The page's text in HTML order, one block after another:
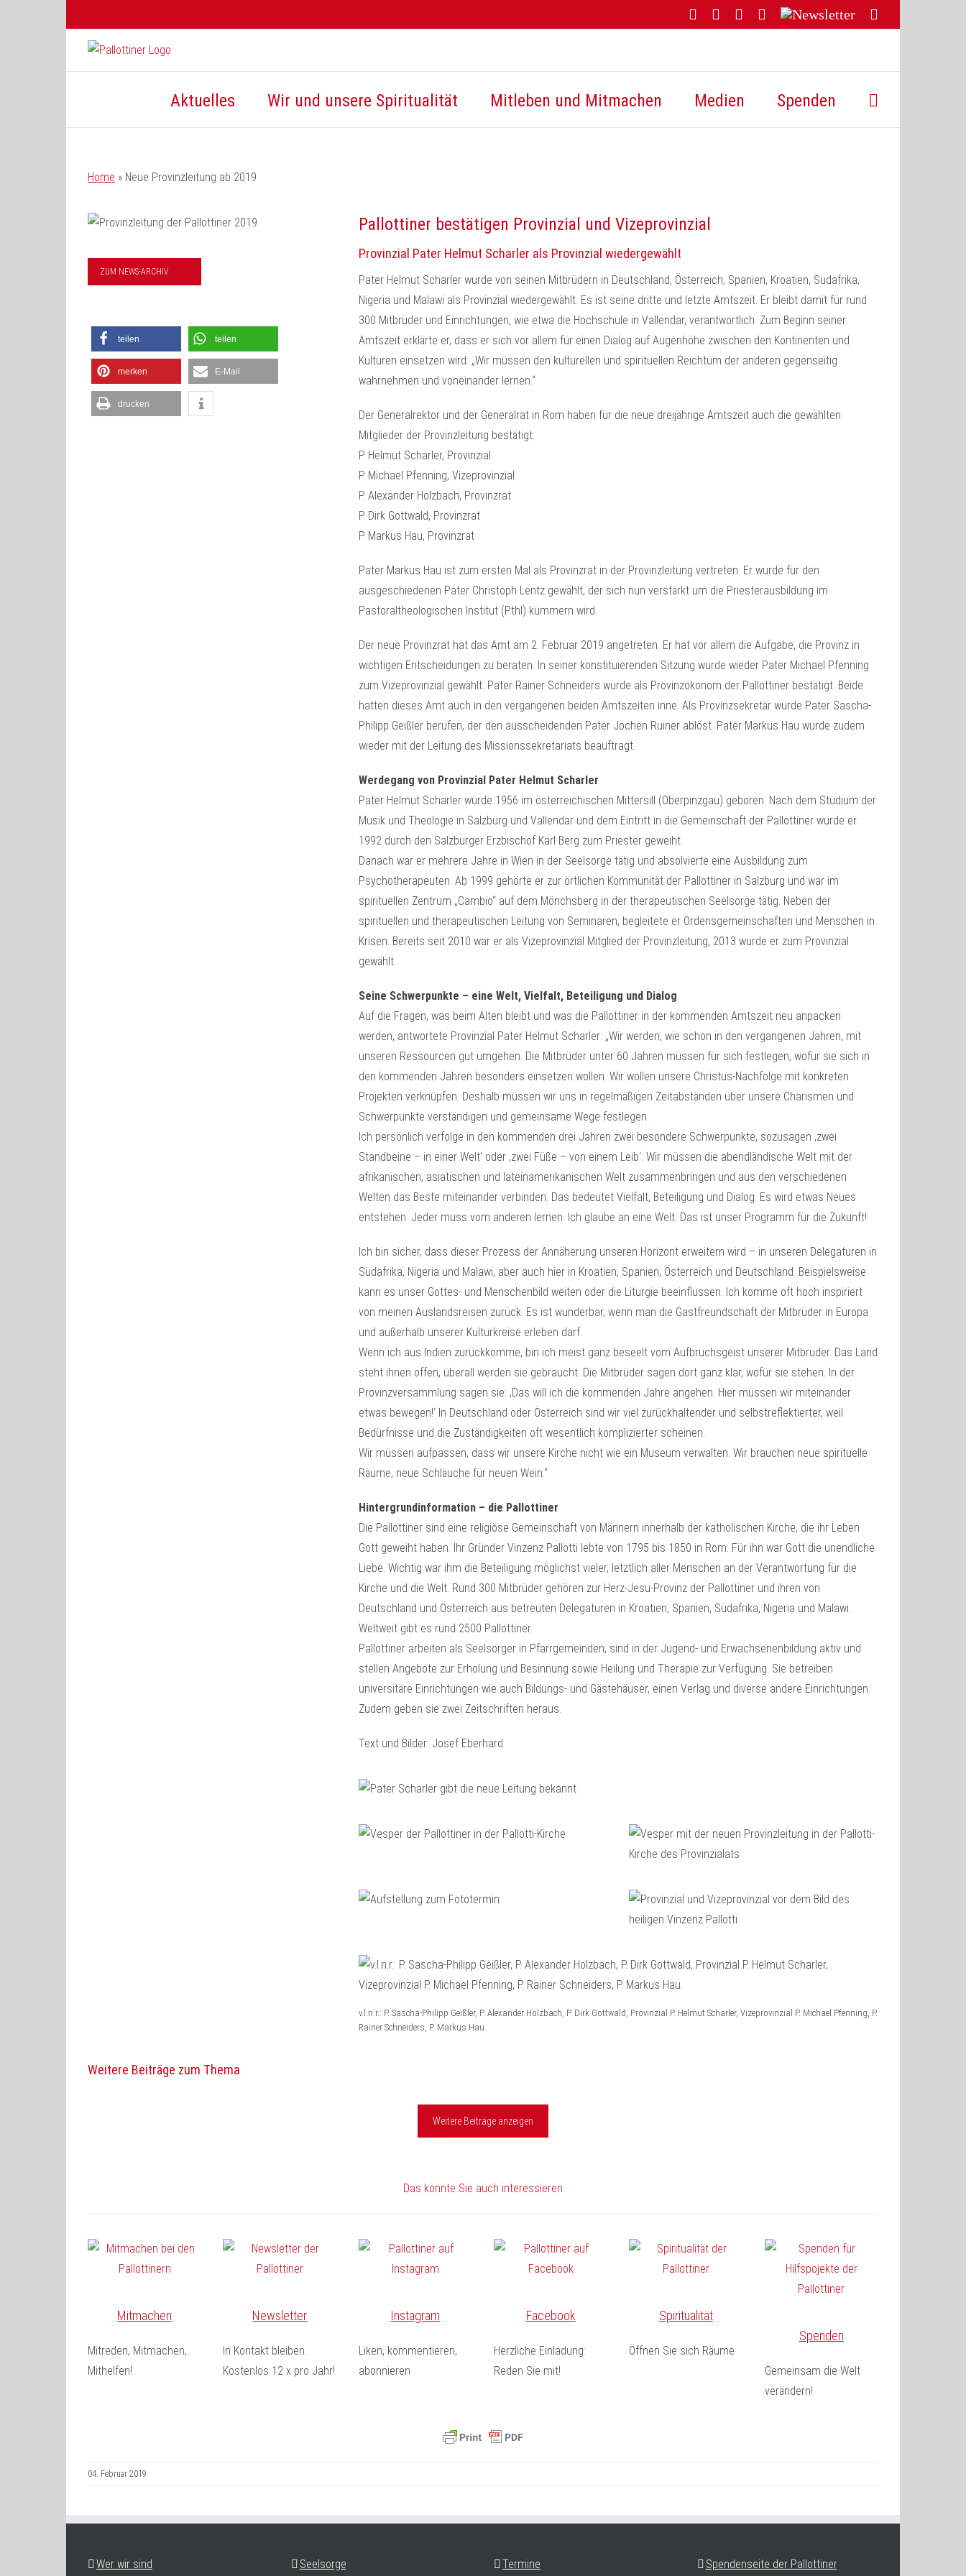
FacebookYouTubeInstagram
Threads
Newsletter
Mail
Aktuelles Wir und unsere Spiritualität Mitleben und Mitmachen Medien Spenden
Home » Neue Provinzleitung ab 2019
ZUM NEWS-ARCHIV
teilen teilen
merken E-Mail
drucken
Pallottiner bestätigen Provinzial und Vizeprovinzial
Provinzial Pater Helmut Scharler als Provinzial wiedergewählt
Pater Helmut Scharler wurde von seinen Mitbrüdern in Deutschland, Österreich, Spanien, Kroatien, Südafrika,
Nigeria und Malawi als Provinzial wiedergewählt. Es ist seine dritte und letzte Amtszeit. Er bleibt damit für rund
300 Mitbrüder und Einrichtungen, wie etwa die Hochschule in Vallendar, verantwortlich. Zum Beginn seiner
Amtszeit erklärte er, dass er sich vor allem für einen Dialog auf Augenhöhe zwischen den Kontinenten und
Kulturen einsetzen wird: „Wir müssen den kulturellen und spirituellen Reichtum der anderen gegenseitig
wahrnehmen und voneinander lernen.“
Der Generalrektor und der Generalrat in Rom haben für die neue dreijährige Amtszeit auch die gewählten
Mitglieder der Provinzleitung bestätigt:
P. Helmut Scharler, Provinzial
P. Michael Pfenning, Vizeprovinzial
P. Alexander Holzbach, Provinzrat
P. Dirk Gottwald, Provinzrat
P. Markus Hau, Provinzrat
Pater Markus Hau ist zum ersten Mal als Provinzrat in der Provinzleitung vertreten. Er wurde für den
ausgeschiedenen Pater Christoph Lentz gewählt, der sich nun verstärkt um die Priesterausbildung im
Pastoraltheologischen Institut (PthI) kümmern wird.
Der neue Provinzrat hat das Amt am 2. Februar 2019 angetreten. Er hat vor allem die Aufgabe, die Provinz in
wichtigen Entscheidungen zu beraten. In seiner konstituierenden Sitzung wurde wieder Pater Michael Pfenning
zum Vizeprovinzial gewählt. Pater Rainer Schneiders wurde als Provinzökonom der Pallottiner bestätigt. Beide
hatten dieses Amt auch in den vergangenen beiden Amtszeiten inne. Als Provinzsekretär wurde Pater Sascha-
Philipp Geißler berufen, der den ausscheidenden Pater Jochen Ruiner ablöst. Pater Markus Hau wurde zudem
wieder mit der Leitung des Missionssekretariats beauftragt.
Werdegang von Provinzial Pater Helmut Scharler
Pater Helmut Scharler wurde 1956 im österreichischen Mittersill (Oberpinzgau) geboren. Nach dem Studium der
Musik und Theologie in Salzburg und Vallendar und dem Eintritt in die Gemeinschaft der Pallottiner wurde er
1992 durch den Salzburger Erzbischof Karl Berg zum Priester geweiht.
Danach war er mehrere Jahre in Wien in der Seelsorge tätig und absolvierte eine Ausbildung zum
Psychotherapeuten. Ab 1999 gehörte er zur örtlichen Kommunität der Pallottiner in Salzburg und war im
spirituellen Zentrum „Cambio“ auf dem Mönchsberg in der therapeutischen Seelsorge tätig. Neben der
spirituellen und therapeutischen Leitung von Seminaren, begleitete er Ordensgemeinschaften und Menschen in
Krisen. Bereits seit 2010 war er als Vizeprovinzial Mitglied der Provinzleitung, 2013 wurde er zum Provinzial
gewählt.
Seine Schwerpunkte – eine Welt, Vielfalt, Beteiligung und Dialog
Auf die Fragen, was beim Alten bleibt und was die Pallottiner in der kommenden Amtszeit neu anpacken
werden, antwortete Provinzial Pater Helmut Scharler: „Wir werden, wie schon in den vergangenen Jahren, mit
unseren Ressourcen gut umgehen. Die Mitbrüder unter 60 Jahren müssen für sich festlegen, wofür sie sich in
den kommenden Jahren besonders einsetzen wollen. Wir wollen unsere Christus-Nachfolge mit konkreten
Projekten verknüpfen. Deshalb müssen wir uns in regelmäßigen Zeitabständen über unsere Charismen und
Schwerpunkte verständigen und gemeinsame Wege festlegen.
Ich persönlich verfolge in den kommenden drei Jahren zwei besondere Schwerpunkte, sozusagen ‚zwei
Standbeine – in einer Welt‘ oder ‚zwei Füße – von einem Leib‘: Wir müssen die abendländische Welt mit der
afrikanischen, asiatischen und lateinamerikanischen Welt zusammenbringen und aus den verschiedenen
Welten das Beste miteinander verbinden. Das bedeutet Vielfalt, Beteiligung und Dialog. Es wird etwas Neues
entstehen. Jeder muss vom anderen lernen. Ich glaube an eine Welt. Das ist unser Programm für die Zukunft!
Ich bin sicher, dass dieser Prozess der Annäherung unseren Horizont erweitern wird – in unseren Delegaturen in
Südafrika, Nigeria und Malawi, aber auch hier in Kroatien, Spanien, Österreich und Deutschland. Beispielsweise
kann es unser Gottes- und Menschenbild weiten oder die Liturgie beeinflussen. Ich komme oft hoch inspiriert
von meinen Auslandsreisen zurück. Es ist wunderbar, wenn man die Gastfreundschaft der Mitbrüder in Europa
und außerhalb unserer Kulturkreise erleben darf.
Wenn ich aus Indien zurückkomme, bin ich meist ganz beseelt vom Aufbruchsgeist unserer Mitbrüder. Das Land
steht ihnen offen, überall werden sie gebraucht. Die Mitbrüder sagen dort ganz klar, wofür sie stehen. In der
Provinzversammlung sagen sie: ‚Das will ich die kommenden Jahre angehen. Hier müssen wir miteinander
etwas bewegen!‘ In Deutschland oder Österreich sind wir viel zurückhaltender und selbstreflektierter, weil
Bedürfnisse und die Zuständigkeiten oft wesentlich komplizierter scheinen.
Wir müssen aufpassen, dass wir unsere Kirche nicht wie ein Museum verwalten. Wir brauchen neue spirituelle
Räume, neue Schläuche für neuen Wein.“
Hintergrundinformation – die Pallottiner
Die Pallottiner sind eine religiöse Gemeinschaft von Männern innerhalb der katholischen Kirche, die ihr Leben
Gott geweiht haben. Ihr Gründer Vinzenz Pallotti lebte von 1795 bis 1850 in Rom. Für ihn war Gott die unendliche
Liebe. Wichtig war ihm die Beteiligung möglichst vieler, letztlich aller Menschen an der Verantwortung für die
Kirche und die Welt. Rund 300 Mitbrüder gehören zur Herz-Jesu-Provinz der Pallottiner und ihren von
Deutschland und Österreich aus betreuten Delegaturen in Kroatien, Spanien, Südafrika, Nigeria und Malawi.
Weltweit gibt es rund 2500 Pallottiner.
Pallottiner arbeiten als Seelsorger in Pfarrgemeinden, sind in der Jugend- und Erwachsenenbildung aktiv und
stellen Angebote zur Erholung und Besinnung sowie Heilung und Therapie zur Verfügung. Sie betreiben
universitäre Einrichtungen wie auch Bildungs- und Gästehäuser, einen Verlag und diverse andere Einrichtungen.
Zudem geben sie zwei Zeitschriften heraus.
Text und Bilder: Josef Eberhard
v.l.n.r.: P. Sascha-Philipp Geißler, P. Alexander Holzbach, P. Dirk Gottwald, Provinzial P. Helmut Scharler, Vizeprovinzial P. Michael Pfenning, P.
Rainer Schneiders, P. Markus Hau.
Weitere Beiträge zum Thema
Weitere Beiträge anzeigen
Das könnte Sie auch interessieren
Mitmachen
Mitreden, Mitmachen,
Mithelfen!
Newsletter
In Kontakt bleiben.
Kostenlos 12 x pro Jahr!
Instagram
Liken, kommentieren,
abonnieren
Facebook
Herzliche Einladung:
Reden Sie mit!
Spiritualität
Öffnen Sie sich Räume
Spenden
Gemeinsam die Welt
verändern!
04. Februar 2019
Wer wir sind Seelsorge Termine Spendenseite der Pallottiner